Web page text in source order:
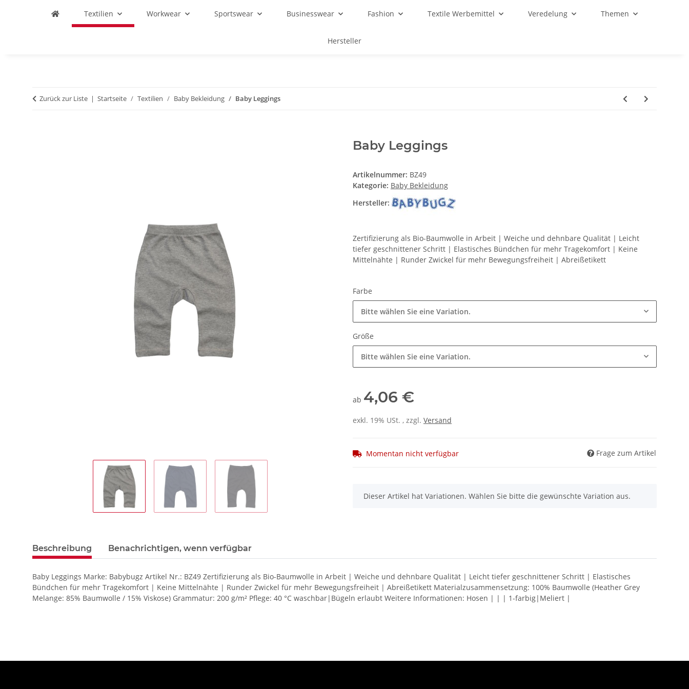
Textilien Workwear Sportswear Businesswear Fashion Textile Werbemittel Veredelung Themen
Hersteller
Zurück zur Liste Startseite Textilien Baby Bekleidung Baby Leggings
Baby Leggings
Artikelnummer: BZ49
Kategorie: Baby Bekleidung
Hersteller:
Zertifizierung als Bio-Baumwolle in Arbeit | Weiche und dehnbare Qualität | Leicht
tiefer geschnittener Schritt | Elastisches Bündchen für mehr Tragekomfort | Keine
Mittelnähte | Runder Zwickel für mehr Bewegungsfreiheit | Abreißetikett
Farbe
Bitte wählen Sie eine Variation.
Größe
Bitte wählen Sie eine Variation.
ab 4,06 €
exkl. 19% USt. , zzgl. Versand
Momentan nicht verfügbar Frage zum Artikel
x
Dieser Artikel hat Variationen. Wählen Sie bitte die gewünschte Variation aus.
Beschreibung Benachrichtigen, wenn verfügbar
Baby Leggings Marke: Babybugz Artikel Nr.: BZ49 Zertifizierung als Bio-Baumwolle in Arbeit | Weiche und dehnbare Qualität | Leicht tiefer geschnittener Schritt | Elastisches
Bündchen für mehr Tragekomfort | Keine Mittelnähte | Runder Zwickel für mehr Bewegungsfreiheit | Abreißetikett Materialzusammensetzung: 100% Baumwolle (Heather Grey
Melange: 85% Baumwolle / 15% Viskose) Grammatur: 200 g/m² Pflege: 40 °C waschbar|Bügeln erlaubt Weitere Informationen: Hosen | | | 1-farbig|Meliert |